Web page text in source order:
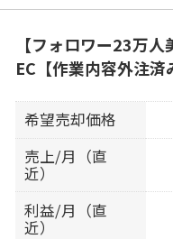
【フォロワー23万
EC【作業内容外注済
希望売却価格
売上/月（直
近）
利益/月（直
近）